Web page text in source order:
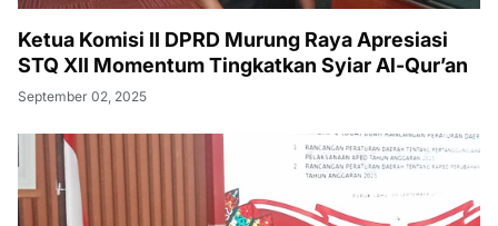
Ketua Komisi II DPRD Murung Raya Apresiasi
STQ XII Momentum Tingkatkan Syiar Al-Qur’an
September 02, 2025